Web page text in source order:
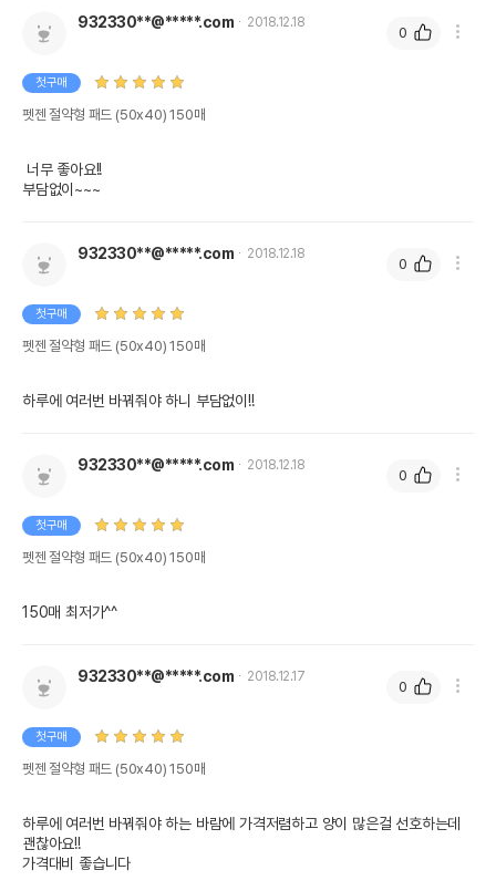
932330**@*****.com 2018.12.18
첫구매
펫젠 절약형 패드 (50x40) 150매
부담없이~~~
0
932330**@*****.com 2018.12.18
첫구매
펫젠 절약형 패드 (50x40) 150매
하루에 여러번 바꿔줘야 하니 부담없이!!
0
932330**@*****.com 2018.12.18
첫구매
펫젠 절약형 패드 (50x40) 150매
0
932330**@*****.com 2018.12.17
첫구매
펫젠 절약형 패드 (50x40) 150매
하루에 여러번 바꿔줘야 하는 바람에 가격저렴하고 양이 많은걸 선호하는데
괜찮아요!!
가격대비 좋습니다
0